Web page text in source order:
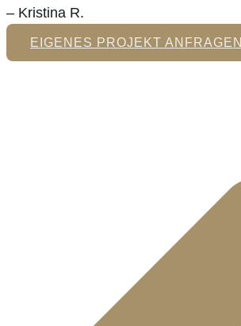
– Kristina R.
EIGENES PROJEKT ANFRAGEN